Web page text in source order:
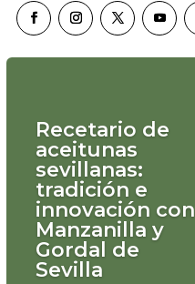
Recetario de
aceitunas
sevillanas:
tradición e
innovación con
Manzanilla y
Gordal de
Sevilla